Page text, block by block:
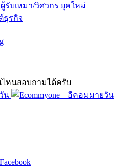
รับเหมา/วิศวกร ยุคใหม่
ธุรกิจ
หนสอบถามได้ครับ